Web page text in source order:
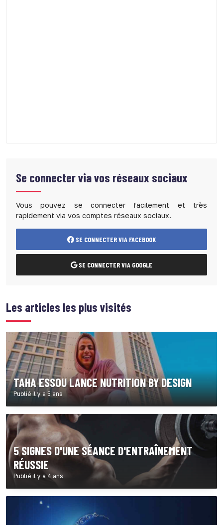
Se connecter via vos réseaux sociaux
Vous pouvez se connecter facilement et très
rapidement via vos comptes réseaux sociaux.
SE CONNECTER VIA FACEBOOK
SE CONNECTER VIA GOOGLE
Les articles les plus visités
TAHA ESSOU LANCE NUTRITION BY DESIGN
Publié il y a 5 ans
5 SIGNES D'UNE SÉANCE D'ENTRAÎNEMENT
RÉUSSIE
Publié il y a 4 ans